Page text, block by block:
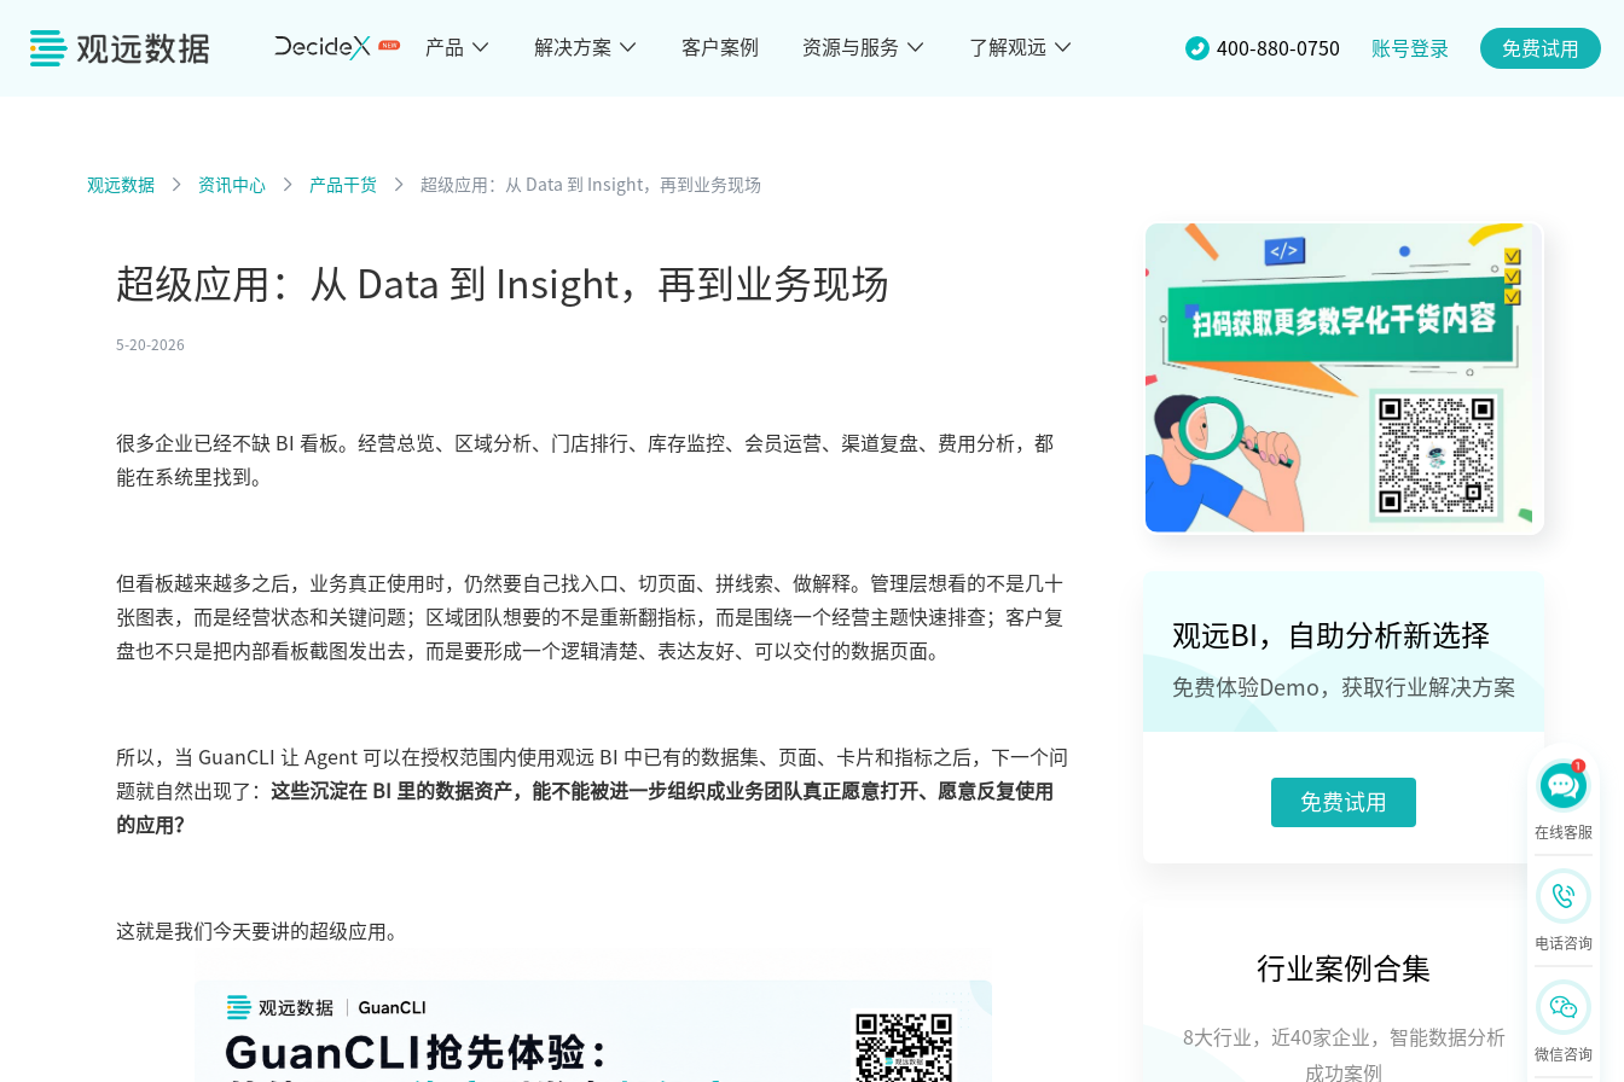
产品 解决方案 客户案例 资源与服务 了解观远 400-880-0750 账号登录 免费试用
观远数据 资讯中心 产品干货 超级应用：从 Data 到 Insight，再到业务现场
超级应用：从 Data 到 Insight，再到业务现场
5-20-2026
很多企业已经不缺 BI 看板。经营总览、区域分析、门店排行、库存监控、会员运营、渠道复盘、费用分析，都
能在系统里找到。
但看板越来越多之后，业务真正使用时，仍然要自己找入口、切页面、拼线索、做解释。管理层想看的不是几十
张图表，而是经营状态和关键问题；区域团队想要的不是重新翻指标，而是围绕一个经营主题快速排查；客户复
盘也不只是把内部看板截图发出去，而是要形成一个逻辑清楚、表达友好、可以交付的数据页面。
所以，当 GuanCLI 让 Agent 可以在授权范围内使用观远 BI 中已有的数据集、页面、卡片和指标之后，下一个问
题就自然出现了： 这些沉淀在 BI 里的数据资产，能不能被进一步组织成业务团队真正愿意打开、愿意反复使用
的应用？
这就是我们今天要讲的超级应用。
观远BI，自助分析新选择
免费体验Demo，获取行业解决方案
免费试用
行业案例合集
8大行业，近40家企业，智能数据分析
成功案例
在线客服
电话咨询
微信咨询